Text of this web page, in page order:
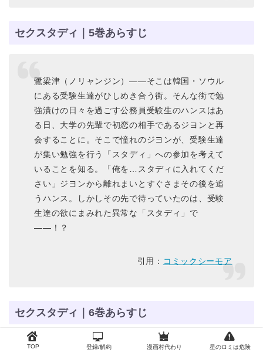
セクスタディ｜5巻あらすじ
鷺梁津（ノリャンジン）――そこは韓国・ソウル
にある受験生達がひしめき合う街。そんな街で勉
強漬けの日々を過ごす公務員受験生のハンスはあ
る日、大学の先輩で初恋の相手であるジヨンと再
会することに。そこで憧れのジヨンが、受験生達
が集い勉強を行う「スタディ」への参加を考えて
いることを知る。「俺を…スタディに入れてくだ
さい」ジヨンから離れまいとすぐさまその後を追
うハンス。しかしその先で待っていたのは、受験
生達の欲にまみれた異常な「スタディ」で
――！？
引用： コミックシーモア
セクスタディ｜6巻あらすじ
TOP 登録/解約 漫画村代わり 星のロミは危険